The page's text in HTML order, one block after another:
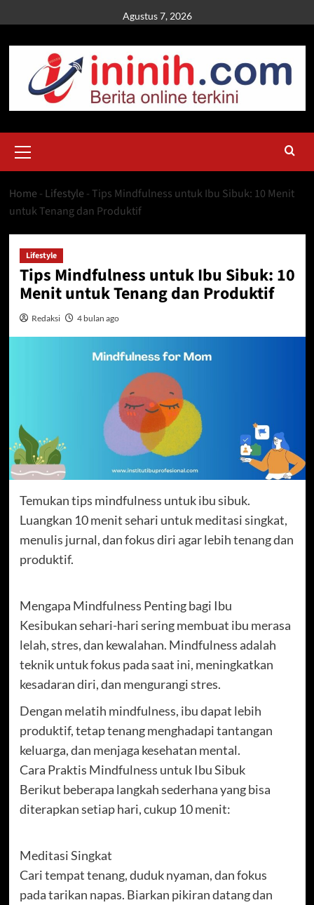
to
content
Agustus 7, 2026
Menu
Home - Lifestyle - Tips Mindfulness untuk Ibu Sibuk: 10 Menit
untuk Tenang dan Produktif
Lifestyle
Tips Mindfulness untuk Ibu Sibuk: 10
Menit untuk Tenang dan Produktif
Redaksi 4 bulan ago
Temukan tips mindfulness untuk ibu sibuk.
Luangkan 10 menit sehari untuk meditasi singkat,
menulis jurnal, dan fokus diri agar lebih tenang dan
produktif.
Mengapa Mindfulness Penting bagi Ibu
Kesibukan sehari-hari sering membuat ibu merasa
lelah, stres, dan kewalahan. Mindfulness adalah
teknik untuk fokus pada saat ini, meningkatkan
kesadaran diri, dan mengurangi stres.
Dengan melatih mindfulness, ibu dapat lebih
produktif, tetap tenang menghadapi tantangan
keluarga, dan menjaga kesehatan mental.
Cara Praktis Mindfulness untuk Ibu Sibuk
Berikut beberapa langkah sederhana yang bisa
diterapkan setiap hari, cukup 10 menit:
Meditasi Singkat
Cari tempat tenang, duduk nyaman, dan fokus
pada tarikan napas. Biarkan pikiran datang dan